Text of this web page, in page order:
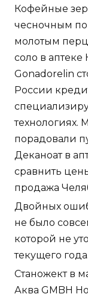
Кофейные
чесночным
молотым
соло в
Gonadorelin
России
технологиях.
порадовали
Деканоат в
сравнить
продажа
Двойных
не было
которой не
текущего года.
Станожект в
Аква GMBH